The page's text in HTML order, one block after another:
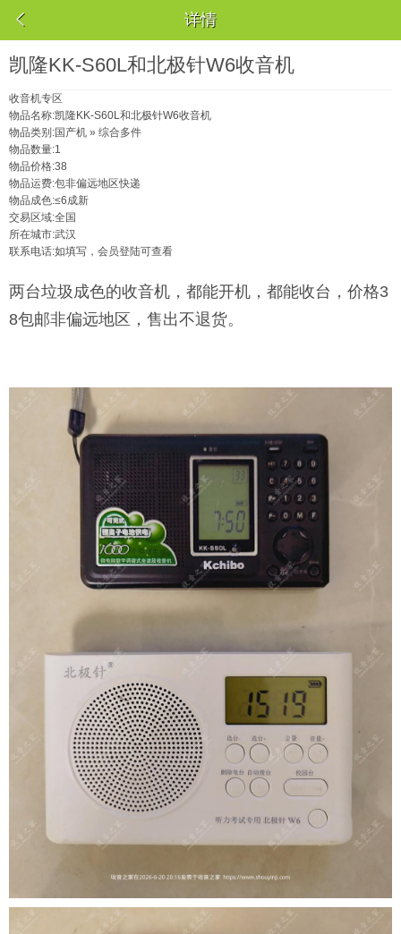
 详情
凯隆KK-S60L和北极针W6收音机
收音机专区
物品名称:凯隆KK-S60L和北极针W6收音机
物品类别:国产机 » 综合多件
物品数量:1
物品价格:38
物品运费:包非偏远地区快递
物品成色:≤6成新
交易区域:全国
所在城市:武汉
联系电话:如填写，会员登陆可查看
两台垃圾成色的收音机，都能开机，都能收台，价格3
8包邮非偏远地区，售出不退货。